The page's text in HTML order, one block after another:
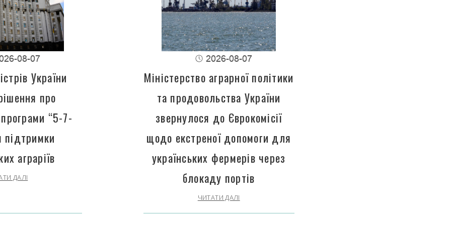
08-07
України
про
“5-7-
аграріїв
ДАЛІ
2026-08-07
Міністерство аграрної політики
та продовольства України
звернулося до Єврокомісії
щодо екстреної допомоги для
українських фермерів через
блокаду портів
ЧИТАТИ ДАЛІ